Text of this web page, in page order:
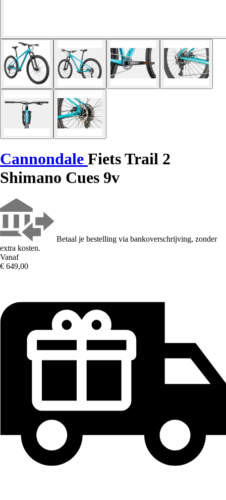
Cannondale Fiets Trail 2
Shimano Cues 9v
Betaal je bestelling via bankoverschrijving, zonder
extra kosten.
Vanaf
€ 649,00